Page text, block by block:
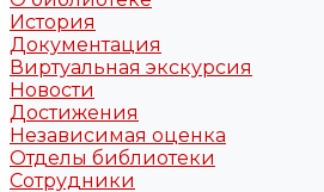
История
Документация
Виртуальная экскурсия
Новости
Достижения
Независимая оценка
Отделы библиотеки
Сотрудники